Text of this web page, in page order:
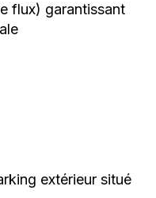
flux) garantissant
extérieur situé